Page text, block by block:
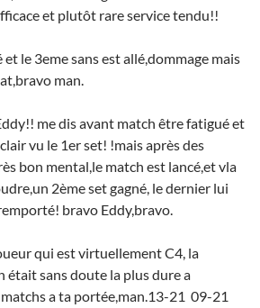
et plutôt rare service tendu!!
et le 3eme sans est allé,dommage mais
man.
me dis avant match être fatigué et
vu le 1er set! !mais après des
bon mental,le match est lancé,et vla
2ème set gagné, le dernier lui
remporté! bravo Eddy,bravo.
qui est virtuellement C4, la
était sans doute la plus dure a
a ta portée,man.13-21 09-21